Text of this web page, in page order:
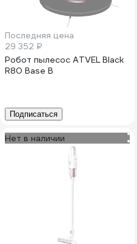
Последняя цена
29 352 ₽
Робот пылесос ATVEL Black
R80 Base B
Подписаться
Нет в наличии